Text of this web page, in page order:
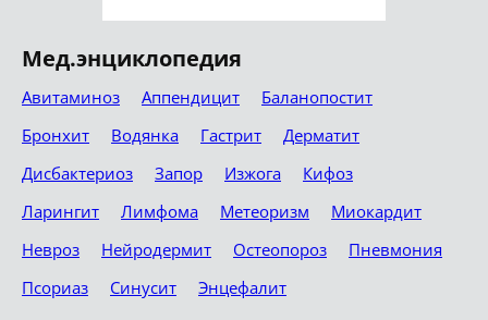
Мед.энциклопедия
Авитаминоз Аппендицит
Баланопостит
Бронхит
Водянка Гастрит
Дерматит
Дисбактериоз
Запор Изжога
Кифоз
Ларингит
Лимфома Метеоризм
Миокардит
Невроз
Нейродермит Остеопороз
Пневмония
Псориаз
Синусит Энцефалит